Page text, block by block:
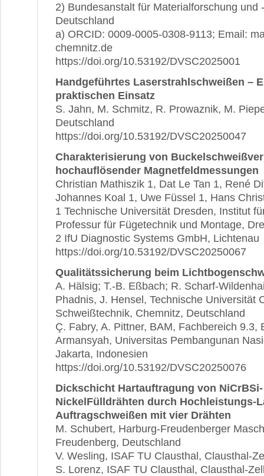
2) Bundesanstalt für Materialforschung und
Deutschland
a) ORCID: 0009-0005-0308-9113; Email:
chemnitz.de
https://doi.org/10.53192/DVSC2025001
Handgeführtes Laserstrahlschweißen –
praktischen Einsatz
S. Jahn, M. Schmitz, R. Prowaznik, M.
Deutschland
https://doi.org/10.53192/DVSC20250047
Charakterisierung von
hochauflösender Magnetfeldmessungen
Christian Mathiszik 1, Dat Le Tan 1, René
Johannes Koal 1, Uwe Füssel 1, Hans
1 Technische Universität Dresden, Institut
Professur für Fügetechnik und Montage,
2 IfU Diagnostic Systems GmbH, Lichtenau
https://doi.org/10.53192/DVSC20250067
Qualitätssicherung beim
A. Hälsig; T.-B. Eßbach; R. Scharf-
Phadnis, J. Hensel, Technische Universität
Schweißtechnik, Chemnitz, Deutschland
Ç. Fabry, A. Pittner, BAM, Fachbereich 9.3,
Armansyah, Universitas Pembangunan
Jakarta, Indonesien
https://doi.org/10.53192/DVSC20250076
Dickschicht Hartauftragung von
NickelFülldrähten durch Hochleistungs-
Auftragschweißen mit vier Drähten
M. Schubert, Harburg-Freudenberger
Freudenberg, Deutschland
V. Wesling, ISAF TU Clausthal, Clausthal-
S. Lorenz, ISAF TU Clausthal, Clausthal-